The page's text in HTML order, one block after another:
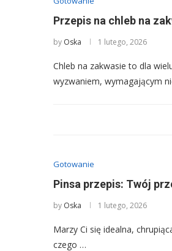
Przepis na chleb na
by Oska 1 lutego, 2026
Chleb na zakwasie to dla
wyzwaniem, wymagającym
Gotowanie
Pinsa przepis: Twój
by Oska 1 lutego, 2026
Marzy Ci się idealna,
czego …